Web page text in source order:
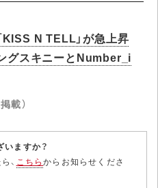
KISS N TELL」が急上昇
スキニーとNumber_i
載）
ますか？
、 こちらからお知らせくださ